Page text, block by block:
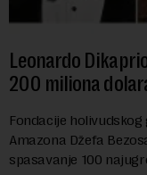
Leonardo
200 miliona
Fondacije
Amazona Džefa
spasavanje 100